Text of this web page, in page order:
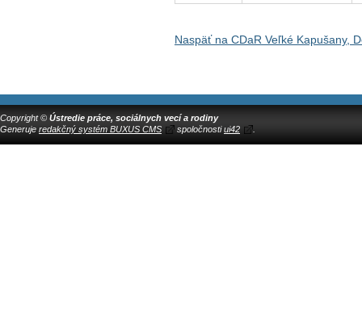
Naspäť na CDaR Veľké Kapušany,
Copyright © Ústredie práce, sociálnych vecí a rodiny
Generuje redakčný systém BUXUS CMS spoločnostiui42